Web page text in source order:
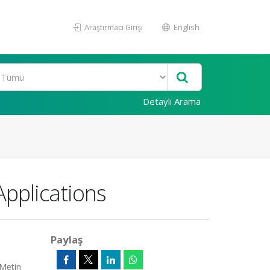
Araştırmacı Girişi English
Detaylı Arama
Paylaş